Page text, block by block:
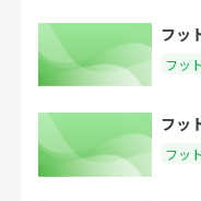
フッ
フッ
フッ
フッ